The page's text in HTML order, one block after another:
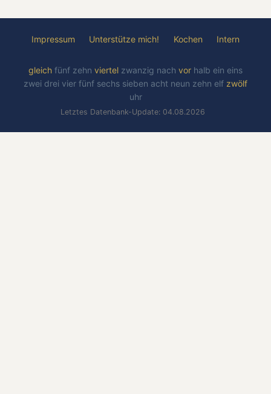
Impressum Unterstütze mich! Kochen Intern
gleich fünf zehn viertel zwanzig nach vor halb ein eins
zwei drei vier fünf sechs sieben acht neun zehn elf zwölf
uhr
Letztes Datenbank-Update: 04.08.2026